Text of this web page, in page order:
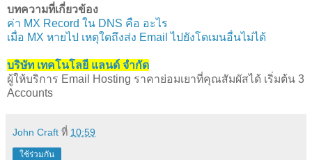
บทความที่เกี่ยวข้อง
ค่า MX Record ใน DNS คือ อะไร
เมื่อ MX หายไป เหตุใดถึงส่ง Email ไปยังโดเมนอื่นไม่ได้
บริษัท เทคโนโลยี แลนด์ จำกัด
ผู้ให้บริการ Email Hosting ราคาย่อมเยาที่คุณสัมผัสได้ เริ่มต้น 3
Accounts
John Craft ที่ 10:59
ใช้ร่วมกัน